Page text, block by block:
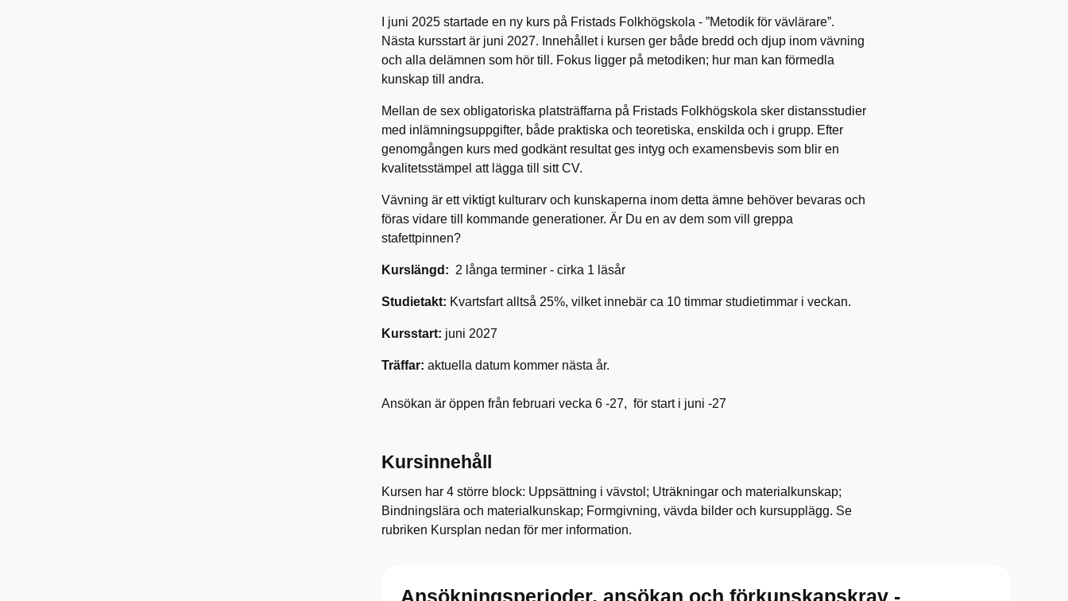
I juni 2025 startade en ny kurs på Fristads Folkhögskola - ”Metodik för vävlärare”.
Nästa kursstart är juni 2027. Innehållet i kursen ger både bredd och djup inom vävning
och alla delämnen som hör till. Fokus ligger på metodiken; hur man kan förmedla
kunskap till andra.
Mellan de sex obligatoriska platsträffarna på Fristads Folkhögskola sker distansstudier
med inlämningsuppgifter, både praktiska och teoretiska, enskilda och i grupp. Efter
genomgången kurs med godkänt resultat ges intyg och examensbevis som blir en
kvalitetsstämpel att lägga till sitt CV.
Vävning är ett viktigt kulturarv och kunskaperna inom detta ämne behöver bevaras och
föras vidare till kommande generationer. Är Du en av dem som vill greppa
stafettpinnen?
Kurslängd: 2 långa terminer - cirka 1 läsår
Studietakt: Kvartsfart alltså 25%, vilket innebär ca 10 timmar studietimmar i veckan.
Kursstart: juni 2027
Träffar: aktuella datum kommer nästa år.
Ansökan är öppen från februari vecka 6 -27, för start i juni -27
Kursinnehåll
Kursen har 4 större block: Uppsättning i vävstol; Uträkningar och materialkunskap;
Bindningslära och materialkunskap; Formgivning, vävda bilder och kursupplägg. Se
rubriken Kursplan nedan för mer information.
Ansökningsperioder, ansökan och förkunskapskrav -